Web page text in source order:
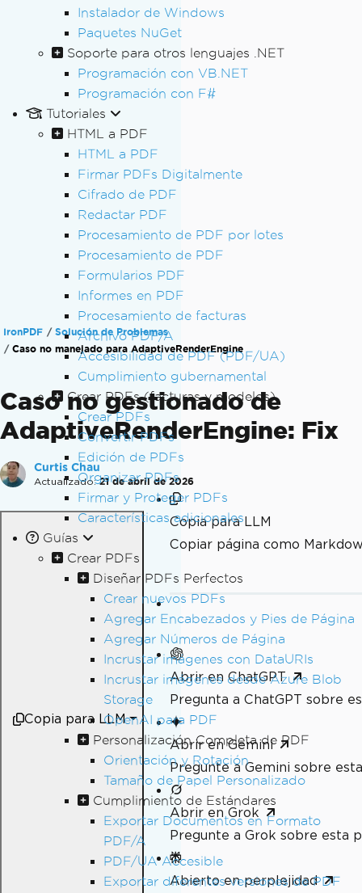
Instalador de Windows
Paquetes NuGet
Soporte para otros lenguajes .NET
Programación con VB.NET
Programación con F#
Tutoriales
HTML a PDF
HTML a PDF
Firmar PDFs Digitalmente
Cifrado de PDF
Redactar PDF
Procesamiento de PDF por lotes
Procesamiento de PDF
Formularios PDF
Informes en PDF
Procesamiento de facturas
Archivo PDF/A
Accesibilidad de PDF (PDF/UA)
Cumplimiento gubernamental
Crear PDFs (facturas y modelos)
Crear PDFs
Convertir PDFs
Edición de PDFs
Organizar PDFs
Firmar y Proteger PDFs
Características adicionales
Guías
Crear PDFs
Diseñar PDFs Perfectos
Crear nuevos PDFs
Agregar Encabezados y Pies de Página
Agregar Números de Página
Incrustar imágenes con DataURIs
Incrustar imágenes desde Azure Blob
Storage
OpenAI para PDF
Personalización Completa de PDF
Orientación y Rotación
Tamaño de Papel Personalizado
Cumplimiento de Estándares
Exportar Documentos en Formato
PDF/A
PDF/UA Accesible
Exportar diferentes versiones de PDF
IronPDF
Solución de Problemas
Caso no manejado para AdaptiveRenderEngine
Caso no gestionado de
AdaptiveRenderEngine: Fix
Curtis Chau
Actualizado: 21 de abril de 2026
Copia para LLM
Copia para LLM
Copiar página como
Abrir en ChatGPT
Pregunta a ChatGPT sobre
Abrir en Gemini
Pregunte a Gemini sobre
Abrir en Grok
Pregunte a Grok sobre esta
Abierto en perplejidad